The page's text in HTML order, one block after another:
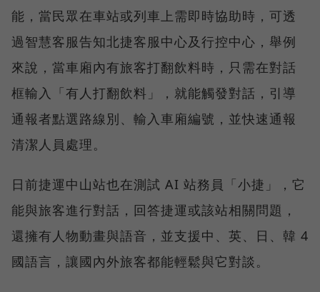
能，當民眾在車站或列車上需即時協助時，可透
過智慧客服告知北捷客服中心及行控中心，舉例
來說，當車廂內有旅客打翻飲料時，只需在對話
框輸入「有人打翻飲料」，就能觸發對話，引導
通報者點選路線別、輸入車廂編號，並快速通報
清潔人員處理。
日前捷運中山站也在測試 AI 站務員「小捷」，它
能與旅客進行對話，回答捷運或該站相關問題，
還擁有人物動畫與語音，並支援中、英、日、韓 4
國語言，讓國內外旅客都能輕鬆與它對談。